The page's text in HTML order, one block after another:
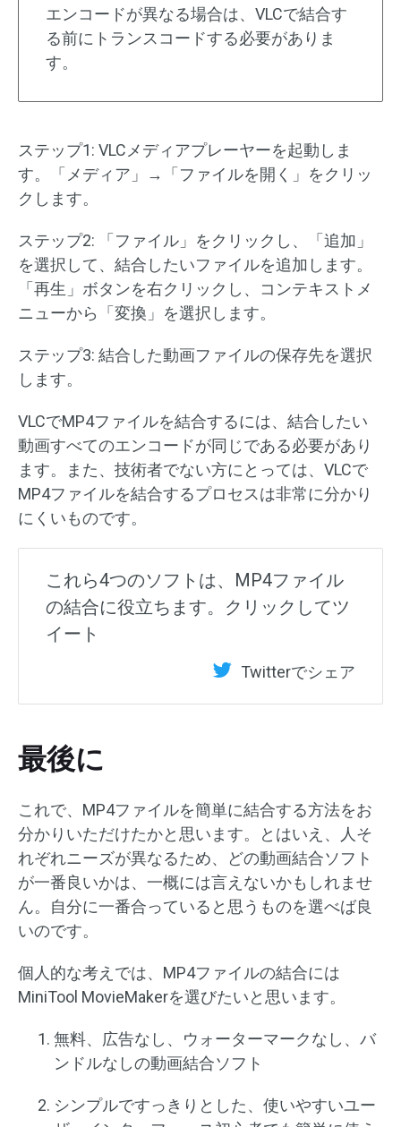
エンコードが異なる場合は、VLCで結合す
る前にトランスコードする必要がありま
す。
ステップ1: VLCメディアプレーヤーを起動しま
す。「メディア」→「ファイルを開く」をクリッ
クします。
ステップ2: 「ファイル」をクリックし、「追加」
を選択して、結合したいファイルを追加します。
「再生」ボタンを右クリックし、コンテキストメ
ニューから「変換」を選択します。
ステップ3: 結合した動画ファイルの保存先を選択
します。
VLCでMP4ファイルを結合するには、結合したい
動画すべてのエンコードが同じである必要があり
ます。また、技術者でない方にとっては、VLCで
MP4ファイルを結合するプロセスは非常に分かり
にくいものです。
これら4つのソフトは、MP4ファイル
の結合に役立ちます。クリックしてツ
イート
Twitterでシェア
最後に
これで、MP4ファイルを簡単に結合する方法をお
分かりいただけたかと思います。とはいえ、人そ
れぞれニーズが異なるため、どの動画結合ソフト
が一番良いかは、一概には言えないかもしれませ
ん。自分に一番合っていると思うものを選べば良
いのです。
個人的な考えでは、MP4ファイルの結合には
MiniTool MovieMakerを選びたいと思います。
無料、広告なし、ウォーターマークなし、バ
ンドルなしの動画結合ソフト
シンプルですっきりとした、使いやすいユー